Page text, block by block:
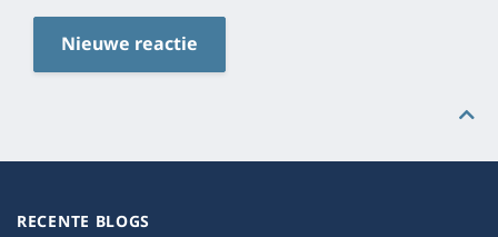
Nieuwe reactie
RECENTE BLOGS